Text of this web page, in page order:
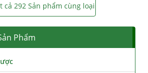
cả 292 Sản phẩm cùng loại
Phẩm